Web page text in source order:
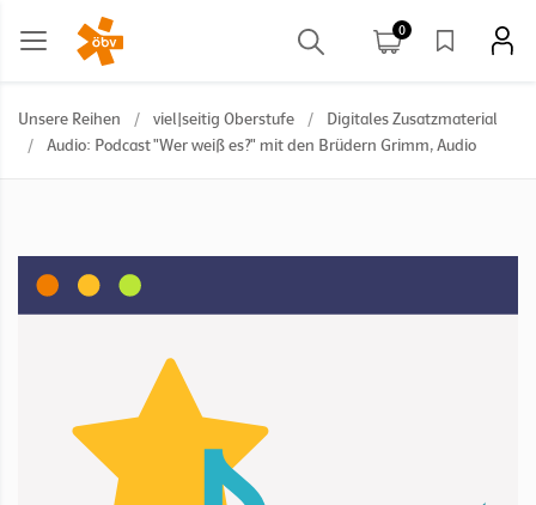
0
Unsere Reihen / viel|seitig Oberstufe /
Digitales Zusatzmaterial
/
Audio: Podcast "Wer weiß es?" mit den Brüdern Grimm, Audio